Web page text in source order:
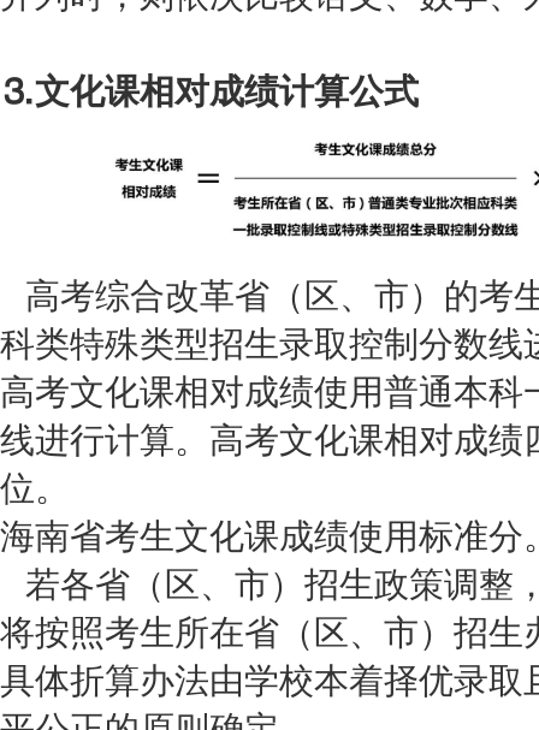
⒊文化课相对成绩计算公式
高考综合改革省（区、市）的考
科类特殊类型招生录取控制分数
高考文化课相对成绩使用普通本
线进行计算。高考文化课相对成
位。
海南省考生文化课成绩使用标准分
若各省（区、市）招生政策调整
将按照考生所在省（区、市）招
具体折算办法由学校本着择优录